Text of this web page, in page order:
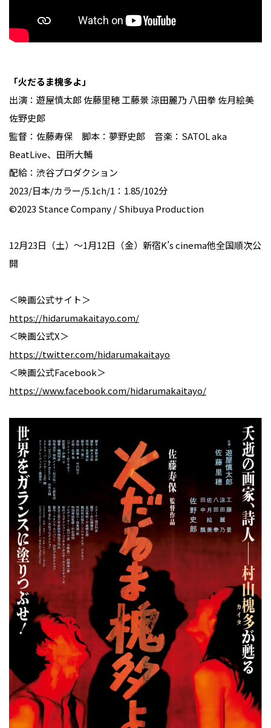
「火だるま槐多よ」
出演：遊屋慎太郎 佐藤里穂 工藤景 涼田麗乃 八田拳 佐月絵美
佐野史郎
監督：佐藤寿保 脚本：夢野史郎 音楽：SATOL aka
BeatLive、田所大輔
配給：渋谷プロダクション
2023/日本/カラー/5.1ch/1：1.85/102分
©2023 Stance Company / Shibuya Production
12月23日（土）〜1月12日（金）新宿K’s cinema他全国順次公
開
＜映画公式サイト＞
https://hidarumakaitayo.com/
＜映画公式X＞
https://twitter.com/hidarumakaitayo
＜映画公式Facebook＞
https://www.facebook.com/hidarumakaitayo/